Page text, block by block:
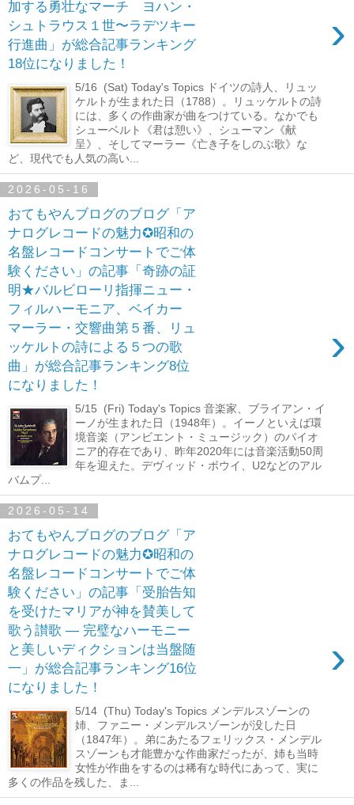
加する勇壮なマーチ ヨハン・
シュトラウス１世〜ラデツキー
行進曲」が総合記事ランキング
18位になりました！
›
5/16 (Sat) Today's Topics ドイツの詩人、リュッ
ケルトが生まれた日（1788）。リュッケルトの詩
には、多くの作曲家が曲をつけている。なかでも
シューベルト《君は憩い》、シューマン《献
呈》、そしてマーラー《亡き子をしのぶ歌》な
ど、現代でも人気の高い...
2026-05-16
おてもやんブログのブログ「ア
ナログレコードの魅力✪昭和の
名盤レコードコンサートでご体
験ください」の記事「奇跡の証
明★バルビローリ指揮ニュー・
フィルハーモニア、ベイカー
マーラー・交響曲第５番、リュ
ッケルトの詩による５つの歌
曲」が総合記事ランキング8位
になりました！
›
5/15 (Fri) Today's Topics 音楽家、ブライアン・イ
ーノが生まれた日（1948年）。イーノといえば環
境音楽（アンビエント・ミュージック）のパイオ
ニア的存在であり、昨年2020年には音楽活動50周
年を迎えた。デヴィッド・ボウイ、U2などのアル
バムプ...
2026-05-14
おてもやんブログのブログ「ア
ナログレコードの魅力✪昭和の
名盤レコードコンサートでご体
験ください」の記事「受胎告知
を受けたマリアが神を賛美して
歌う讃歌 ― 完璧なハーモニー
と美しいディクションは当盤随
一」が総合記事ランキング16位
になりました！
›
5/14 (Thu) Today's Topics メンデルスゾーンの
姉、ファニー・メンデルスゾーンが没した日
（1847年）。弟にあたるフェリックス・メンデル
スゾーンも才能豊かな作曲家だったが、姉も当時
女性が作曲をするのは稀有な時代にあって、実に
多くの作品を残した、ま...